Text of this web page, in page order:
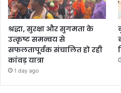
श्रद्धा, सुरक्षा और सुगमता के
उत्कृष्ट समन्वय से
सफलतापूर्वक संचालित हो रही
कांवड़ यात्रा
1 day ago